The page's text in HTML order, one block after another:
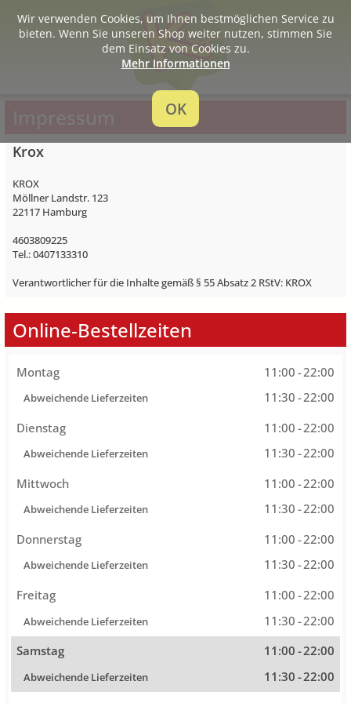
Krox
KROX
Möllner Landstr. 123
22117 Hamburg
4603809225
Tel.: 0407133310
Verantwortlicher für die Inhalte gemäß § 55 Absatz 2 RStV: KROX
Online-Bestellzeiten
Montag 11:00-22:00
Abweichende Lieferzeiten 11:30-22:00
Dienstag
11:00-22:00
Abweichende Lieferzeiten 11:30-22:00
Mittwoch
11:00-22:00
Abweichende Lieferzeiten 11:30-22:00
Donnerstag
11:00-22:00
Abweichende Lieferzeiten 11:30-22:00
Freitag
11:00-22:00
Abweichende Lieferzeiten 11:30-22:00
Samstag
11:00-22:00
Abweichende Lieferzeiten 11:30-22:00
Wir verwenden Cookies, um Ihnen bestmöglichen Service zu
bieten. Wenn Sie unseren Shop weiter nutzen, stimmen Sie
dem Einsatz von Cookies zu.
Mehr Informationen
OK